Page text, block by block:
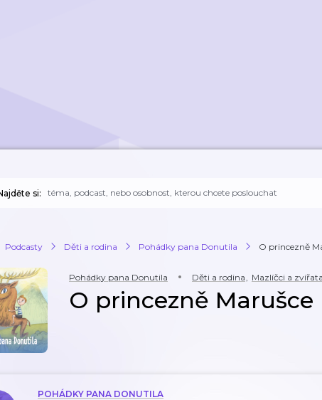
si:
Podcasty Děti a rodina Pohádky pana Donutila O princezně
Pohádky pana Donutila Děti a rodina, Mazlíčci a zvířata
O princezně Marušce
POHÁDKY PANA DONUTILA